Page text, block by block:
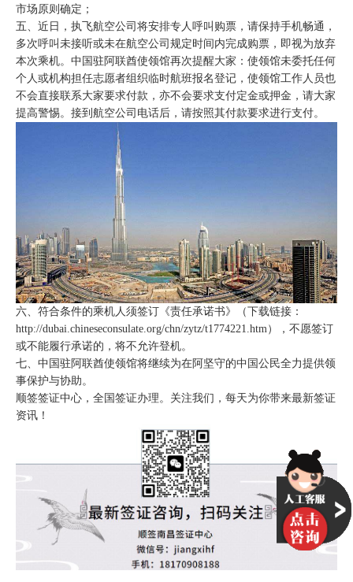
市场原则确定；
五、近日，执飞航空公司将安排专人呼叫购票，请保持手机畅通，
多次呼叫未接听或未在航空公司规定时间内完成购票，即视为放弃
本次乘机。中国驻阿联酋使领馆再次提醒大家：使领馆未委托任何
个人或机构担任志愿者组织临时航班报名登记，使领馆工作人员也
不会直接联系大家要求付款，亦不会要求支付定金或押金，请大家
提高警惕。接到航空公司电话后，请按照其付款要求进行支付。
六、符合条件的乘机人须签订《责任承诺书》（下载链接：
http://dubai.chineseconsulate.org/chn/zytz/t1774221.htm），不愿签订
或不能履行承诺的，将不允许登机。
七、中国驻阿联酋使领馆将继续为在阿坚守的中国公民全力提供领
事保护与协助。
顺签签证中心，全国签证办理。关注我们，每天为你带来最新签证
资讯！